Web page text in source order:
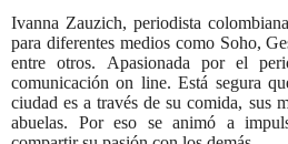
Ivanna Zauzich, periodista
para diferentes medios como Soho,
entre otros. Apasionada por el
comunicación on line. Está segura
ciudad es a través de su comida, sus
abuelas. Por eso se animó a